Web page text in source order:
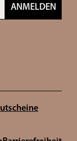
ANMELDEN